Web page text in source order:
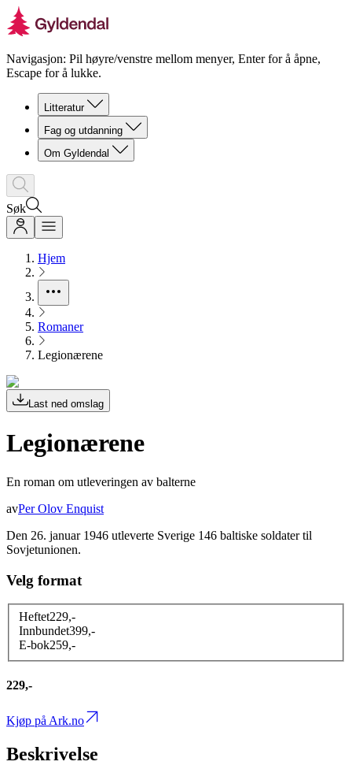
Navigasjon: Pil høyre/venstre mellom menyer, Enter for å åpne,
Escape for å lukke.
Litteratur
Fag og utdanning
Om Gyldendal
Søk
Hjem
Romaner
Legionærene
Last ned omslag
Legionærene
En roman om utleveringen av balterne
avPer Olov Enquist
Den 26. januar 1946 utleverte Sverige 146 baltiske soldater til
Sovjetunionen.
Velg format
Heftet229,-
Innbundet399,-
E-bok259,-
229,-
Kjøp på Ark.no
Beskrivelse